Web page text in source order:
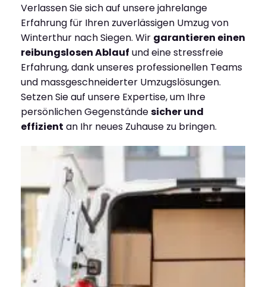
Verlassen Sie sich auf unsere jahrelange
Erfahrung für Ihren zuverlässigen Umzug von
Winterthur nach Siegen. Wir garantieren einen
reibungslosen Ablauf und eine stressfreie
Erfahrung, dank unseres professionellen Teams
und massgeschneiderter Umzugslösungen.
Setzen Sie auf unsere Expertise, um Ihre
persönlichen Gegenständesicher und
effizient an Ihr neues Zuhause zu bringen.